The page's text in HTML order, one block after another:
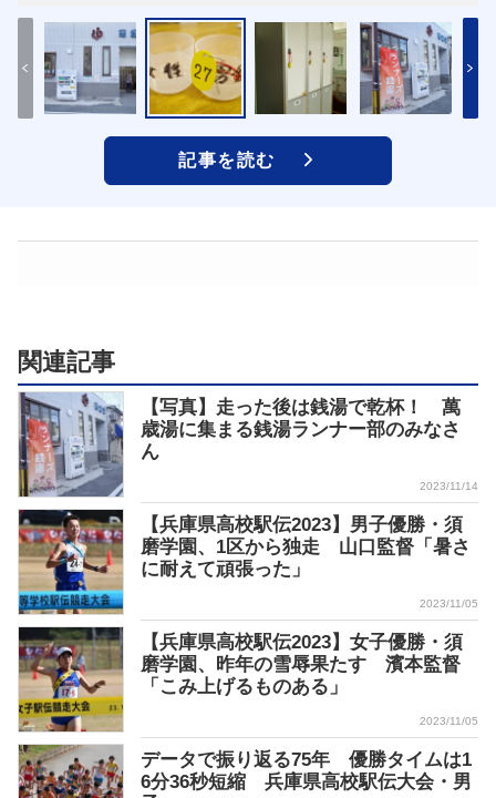
記事を読む
関連記事
【写真】走った後は銭湯で乾杯！ 萬
歳湯に集まる銭湯ランナー部のみなさ
ん
2023/11/14
【兵庫県高校駅伝2023】男子優勝・須
磨学園、1区から独走 山口監督「暑さ
に耐えて頑張った」
2023/11/05
【兵庫県高校駅伝2023】女子優勝・須
磨学園、昨年の雪辱果たす 濱本監督
「こみ上げるものある」
2023/11/05
データで振り返る75年 優勝タイムは1
6分36秒短縮 兵庫県高校駅伝大会・男